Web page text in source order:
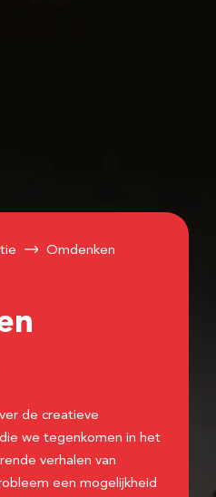
Omdenken
de creatieve
we tegenkomen in het
verhalen van
een mogelijkheid